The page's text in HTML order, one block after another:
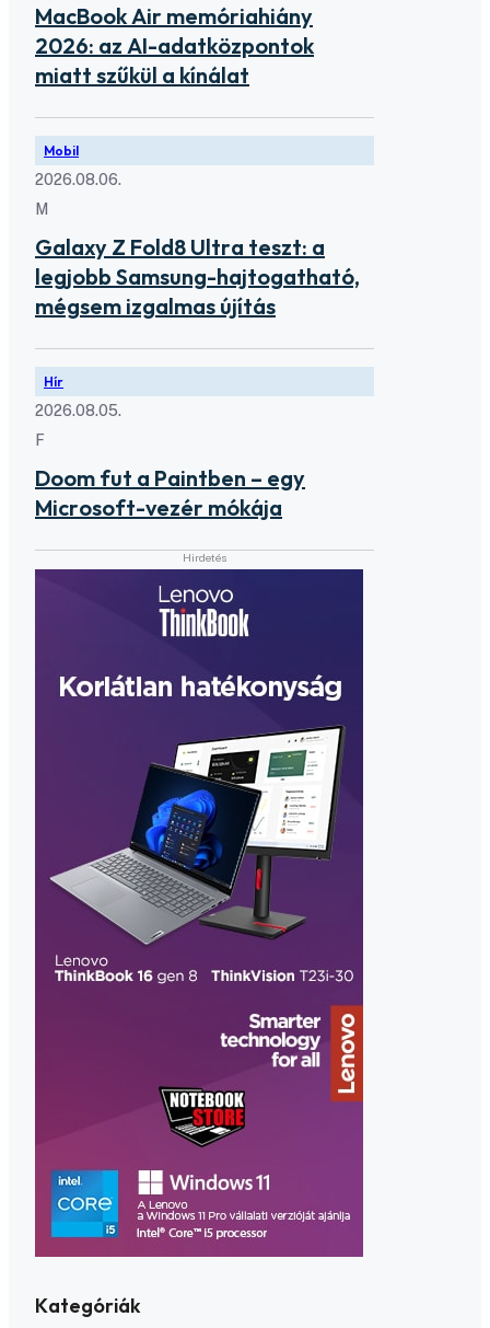
MacBook Air memóriahiány
2026: az AI-adatközpontok
miatt szűkül a kínálat
Mobil
2026.08.06.
M
Galaxy Z Fold8 Ultra teszt: a
legjobb Samsung-hajtogatható,
mégsem izgalmas újítás
Hír
2026.08.05.
F
Doom fut a Paintben – egy
Microsoft-vezér mókája
Kategóriák